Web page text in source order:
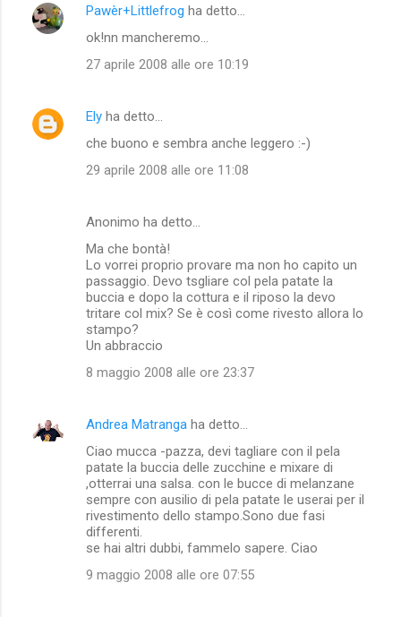
Pawèr+Littlefrog ha detto…
ok!nn mancheremo...
27 aprile 2008 alle ore 10:19
Ely ha detto…
che buono e sembra anche leggero :-)
29 aprile 2008 alle ore 11:08
Anonimo ha detto…
Ma che bontà!
Lo vorrei proprio provare ma non ho capito un
passaggio. Devo tsgliare col pela patate la
buccia e dopo la cottura e il riposo la devo
tritare col mix? Se è così come rivesto allora lo
stampo?
Un abbraccio
8 maggio 2008 alle ore 23:37
Andrea Matranga ha detto…
Ciao mucca -pazza, devi tagliare con il pela
patate la buccia delle zucchine e mixare di
,otterrai una salsa. con le bucce di melanzane
sempre con ausilio di pela patate le userai per il
rivestimento dello stampo.Sono due fasi
differenti.
se hai altri dubbi, fammelo sapere. Ciao
9 maggio 2008 alle ore 07:55